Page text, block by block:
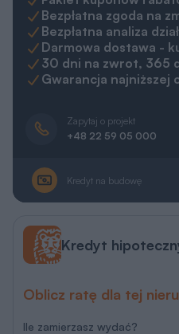
Bezpłatna zgoda na
Bezpłatna analiza
Darmowa dostawa -
30 dni na zwrot, 365
Gwarancja najniższej
Zapytaj o projekt
+48 22 59 05 000
Kredyt na budowę
Kredyt
Oblicz ratę dla tej
Ile zamierzasz wydać?